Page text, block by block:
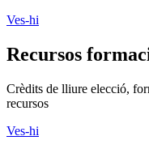
Ves-hi
Recursos
Crèdits de lliure elecció,
recursos
Ves-hi